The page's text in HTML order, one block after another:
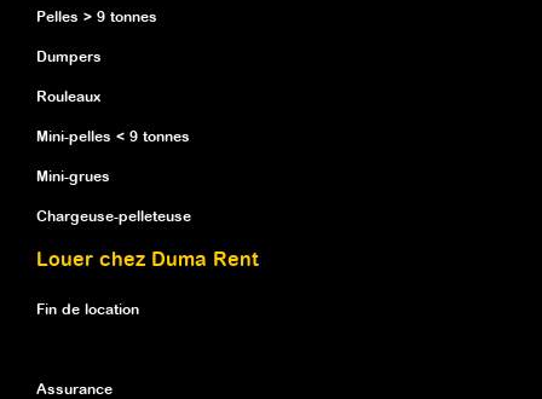
Pelles > 9 tonnes
Dumpers
Rouleaux
Mini-pelles < 9 tonnes
Mini-grues
Chargeuse-pelleteuse
Louer chez Duma Rent
Fin de location
Assurance